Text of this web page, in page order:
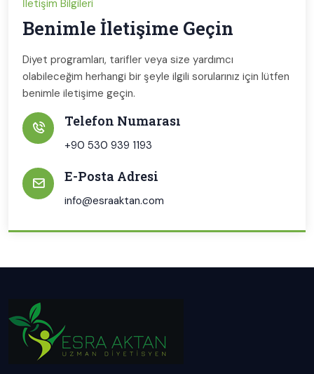
İletişim Bilgileri
Benimle İletişime Geçin
Diyet programları, tarifler veya size yardımcı
olabileceğim herhangi bir şeyle ilgili sorularınız için lütfen
benimle iletişime geçin.
Telefon Numarası
+90 530 939 1193
E-Posta Adresi
info@esraaktan.com